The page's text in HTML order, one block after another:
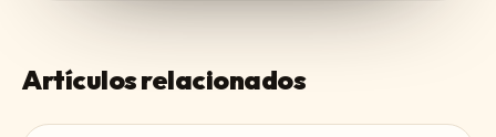
Artículos relacionados